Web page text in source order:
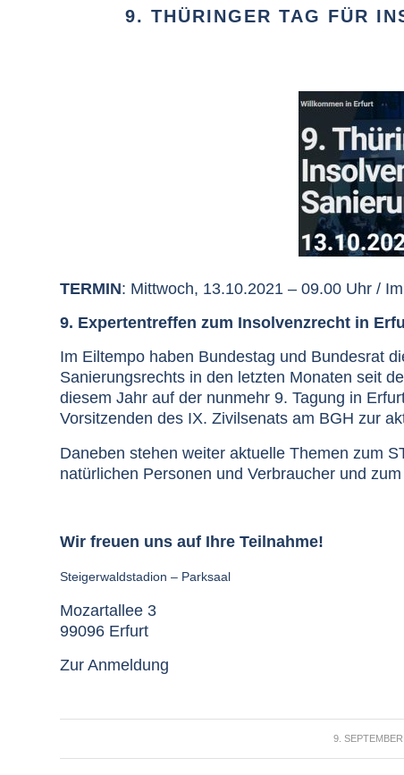
9. THÜRINGER TAG FÜR
TERMIN: Mittwoch, 13.10.2021 – 09.00 Uhr /
9. Expertentreffen zum Insolvenzrecht in
Im Eiltempo haben Bundestag und Bundesrat
Sanierungsrechts in den letzten Monaten seit
diesem Jahr auf der nunmehr 9. Tagung in
Vorsitzenden des IX. Zivilsenats am BGH zur
Daneben stehen weiter aktuelle Themen zum
natürlichen Personen und Verbraucher und
Wir freuen uns auf Ihre Teilnahme!
Steigerwaldstadion – Parksaal
Mozartallee 3
99096 Erfurt
Zur Anmeldung
9. SEPTEMBER
/